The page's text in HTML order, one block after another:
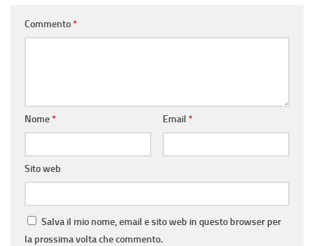
Commento*
Nome* Email *
Sito web
Salva il mio nome, email e sito web in questo browser per
la prossima volta che commento.